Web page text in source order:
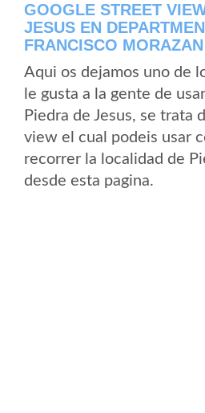
GOOGLE STREET
JESUS EN
FRANCISCO
Aqui os dejamos uno de
le gusta a la gente de
Piedra de Jesus, se trata
view el cual podeis usar
recorrer la localidad de
desde esta pagina.